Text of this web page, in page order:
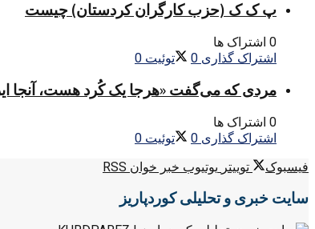
پ ک ک (حزب کارگران کردستان) چیست
0 اشتراک ها
اشتراک گذاری 0 توئیت 0
مردی که می‌گفت «هرجا یک کُرد هست، آنجا
0 اشتراک ها
اشتراک گذاری 0 توئیت 0
فیسبوک
توییتر یوتیوب خبر خوان RSS
سایت خبری و تحلیلی کوردپاریز